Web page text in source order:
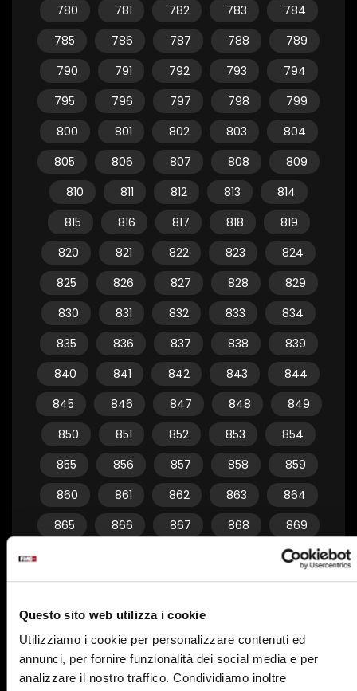
Questo sito web utilizza i cookie
Utilizziamo i cookie per personalizzare contenuti ed
annunci, per fornire funzionalità dei social media e per
analizzare il nostro traffico. Condividiamo inoltre
780
781 782 783
784
785
786 787 788
789
790
791 792 793
794
795
796 797 798
799
800
801 802 803
804
805
806 807 808
809
810
811 812 813
814
815
816 817 818
819
820
821 822 823
824
825
826 827 828
829
830
831 832 833
834
835
836 837 838
839
840
841 842 843
844
845
846 847 848
849
850
851 852 853
854
855
856 857 858
859
860
861 862 863
864
865
866 867 868
869
874
875
876 877 878
879
880
881 882
885
886 887 888
889
890
891 892 893 894